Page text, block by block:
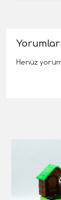
Yorumlar
Henüz